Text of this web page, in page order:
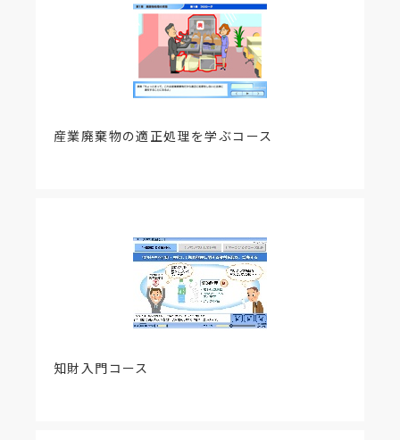
学習のガイダンスと学習資料集
教材内容の改訂にあわせて、各学習資料（まとめ
PDFファイル）を改訂しました。
1-1 防災の主役はだれ
字幕誤字を改訂しました。
2-2 地震による被害
産業廃棄物の適正処理を学ぶコース
知財入門コース